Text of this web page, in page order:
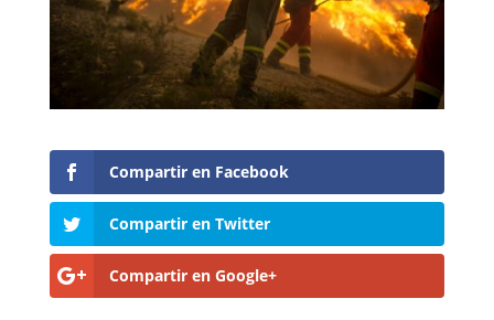
Compartir en Facebook
Compartir en Twitter
Compartir en Google+